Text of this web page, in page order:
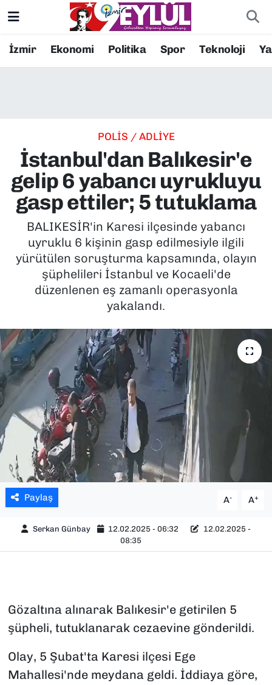
İzmir Ekonomi Politika Spor Teknoloji
POLİS / ADLİYE
İstanbul'dan Balıkesir'e
gelip 6 yabancı uyrukluyu
gasp ettiler; 5 tutuklama
BALIKESİR'in Karesi ilçesinde yabancı
uyruklu 6 kişinin gasp edilmesiyle ilgili
yürütülen soruşturma kapsamında, olayın
şüphelileri İstanbul ve Kocaeli'de
düzenlenen eş zamanlı operasyonla
yakalandı.
Paylaş A- A+
Serkan Günbay 12.02.2025 - 06:32
12.02.2025 -
08:35
Gözaltına alınarak Balıkesir'e getirilen 5
şüpheli, tutuklanarak cezaevine gönderildi.
Olay, 5 Şubat'ta Karesi ilçesi Ege
Mahallesi'nde meydana geldi. İddiaya göre,
Resmi İlanlar
EKONOMİ
KÜLTÜR SANAT
MAGAZİN
POLİTİKA
SAĞLIK
SPOR
TEKNOLOJİ
YAŞAM
YEREL YÖNETİMLER
Konak Nöbetçi Eczaneler
Süper Lig Puan Durumu ve Fikstür
Tüm Manşetler
Son Dakika Haberleri
Haber Arşivi